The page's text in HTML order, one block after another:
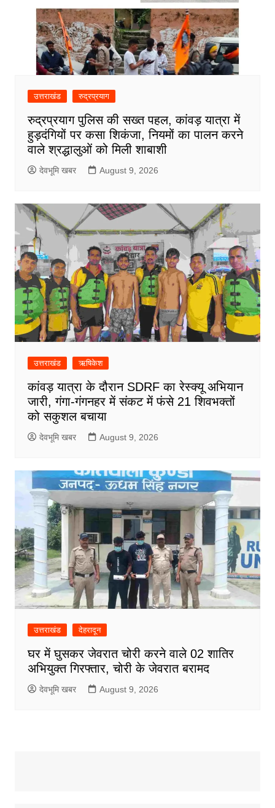
उत्तराखंड रुद्रप्रयाग
रुद्रप्रयाग पुलिस की सख्त पहल, कांवड़ यात्रा में
हुड़दंगियों पर कसा शिकंजा, नियमों का पालन करने
वाले श्रद्धालुओं को मिली शाबाशी
देवभूमि खबर August 9, 2026
उत्तराखंड ऋषिकेश
कांवड़ यात्रा के दौरान SDRF का रेस्क्यू अभियान
जारी, गंगा-गंगनहर में संकट में फंसे 21 शिवभक्तों
को सकुशल बचाया
देवभूमि खबर August 9, 2026
उत्तराखंड देहरादून
घर में घुसकर जेवरात चोरी करने वाले 02 शातिर
अभियुक्त गिरफ्तार, चोरी के जेवरात बरामद
देवभूमि खबर August 9, 2026